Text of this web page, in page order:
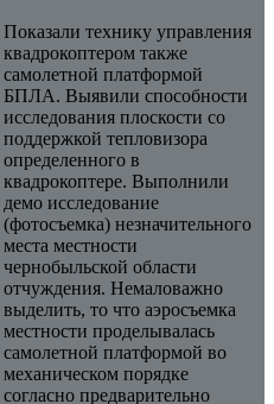
Показали технику управления
квадрокоптером также
самолетной платформой
БПЛА. Выявили способности
исследования плоскости со
поддержкой тепловизора
определенного в
квадрокоптере. Выполнили
демо исследование
(фотосъемка) незначительного
места местности
чернобыльской области
отчуждения. Немаловажно
выделить, то что аэросъемка
местности проделывалась
самолетной платформой во
механическом порядке
согласно предварительно